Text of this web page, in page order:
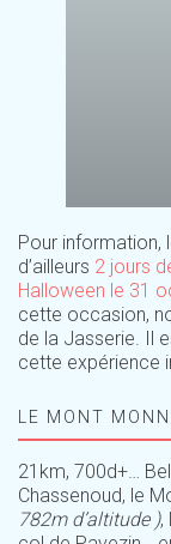
Pour information,
d’ailleurs 2 jours
Halloween le 31
cette occasion,
de la Jasserie. Il
cette expérience
LE MONT
21km, 700d+…
Chassenoud, le
782m d’altitude ),